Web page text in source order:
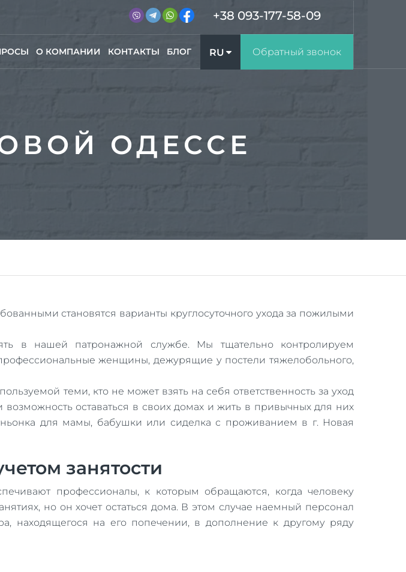
О КОМПАНИИ КОНТАКТЫ БЛОГ RU Обратный звонок
+38 093-177-58-09
ОДЕССЕ
становятся варианты круглосуточного ухода за пожилыми
в нашей патронажной службе. Мы тщательно контролируем
женщины, дежурящие у постели тяжелобольного,
теми, кто не может взять на себя ответственность за уход
оставаться в своих домах и жить в привычных для них
для мамы, бабушки или сиделка с проживанием в г. Новая
занятости
профессионалы, к которым обращаются, когда человеку
но он хочет остаться дома. В этом случае наемный персонал
находящегося на его попечении, в дополнение к другому ряду